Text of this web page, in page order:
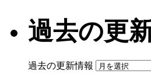
過去の更
過去の更新情報